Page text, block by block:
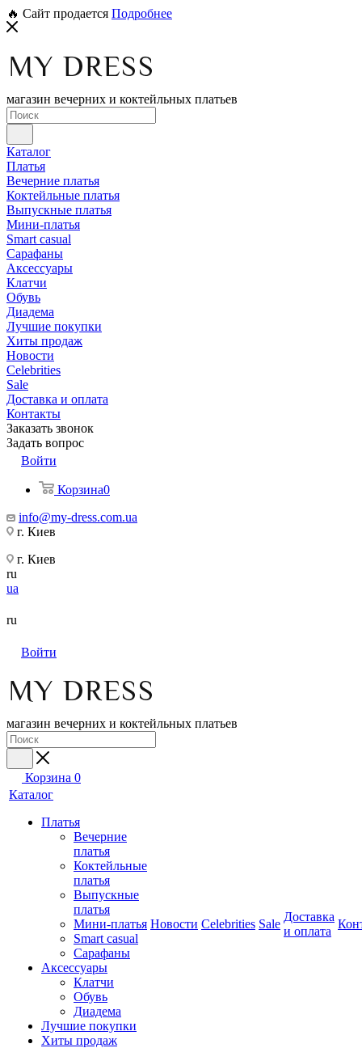
🔥 Сайт продается Подробнее
магазин вечерних и коктейльных платьев
Каталог
Платья
Вечерние платья
Коктейльные платья
Выпускные платья
Мини-платья
Smart casual
Сарафаны
Аксессуары
Клатчи
Обувь
Диадема
Лучшие покупки
Хиты продаж
Новости
Celebrities
Sale
Доставка и оплата
Контакты
Заказать звонок
Задать вопрос
Войти
Корзина0
info@my-dress.com.ua
г. Киев
г. Киев
ru
ua
ru
Войти
магазин вечерних и коктейльных платьев
Корзина 0
Каталог
Платья
Вечерние
платья
Коктейльные
платья
Выпускные
платья
Мини-платья
Smart casual
Сарафаны
Аксессуары
Клатчи
Обувь
Диадема
Лучшие покупки
Хиты продаж
Новости Celebrities Sale
Доставка
и оплата